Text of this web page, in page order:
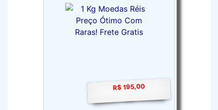
R$ 195,00